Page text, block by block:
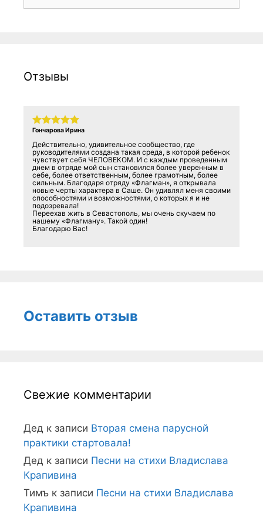
Отзывы
Гончарова Ирина
Действительно, удивительное сообщество, где
руководителями создана такая среда, в которой ребенок
чувствует себя ЧЕЛОВЕКОМ. И с каждым проведенным
днем в отряде мой сын становился более уверенным в
себе, более ответственным, более грамотным, более
сильным. Благодаря отряду «Флагман», я открывала
новые черты характера в Саше. Он удивлял меня своими
способностями и возможностями, о которых я и не
подозревала!
Переехав жить в Севастополь, мы очень скучаем по
нашему «Флагману». Такой один!
Благодарю Вас!
Оставить отзыв
Свежие комментарии
Дед к записи Вторая смена парусной
практики стартовала!
Дед к записи Песни на стихи Владислава
Крапивина
Тимъ к записи Песни на стихи Владислава
Крапивина